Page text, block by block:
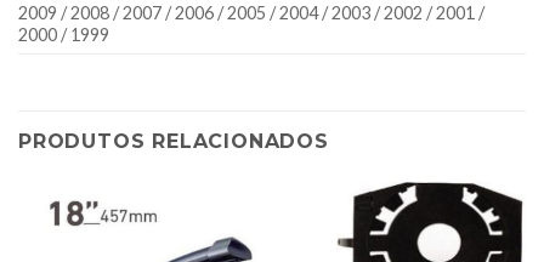
2009 / 2008 / 2007 / 2006 / 2005 / 2004 / 2003 / 2002 / 2001 /
2000 / 1999
PRODUTOS RELACIONADOS